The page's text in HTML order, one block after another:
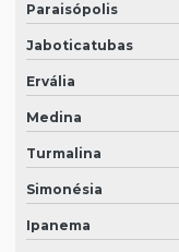
Paraisópolis
Jaboticatubas
Ervália
Medina
Turmalina
Simonésia
Ipanema